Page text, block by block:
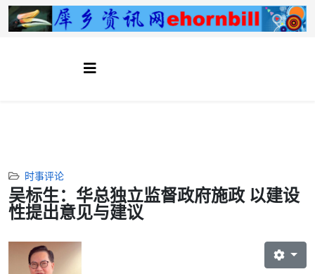
时事评论
吴标生：华总独立监督政府施政 以建设
性提出意见与建议